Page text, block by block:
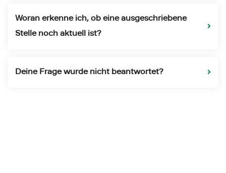
Woran erkenne ich, ob eine ausgeschriebene
Stelle noch aktuell ist?
Deine Frage wurde nicht beantwortet?